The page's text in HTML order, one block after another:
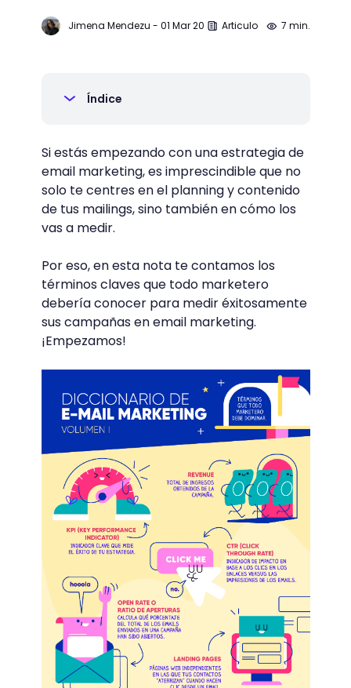
Jimena Mendezu - 01 Mar 20 Articulo 7 min.
Índice
Si estás empezando con una estrategia de
email marketing, es imprescindible que no
solo te centres en el planning y contenido
de tus mailings, sino también en cómo los
vas a medir.
Por eso, en esta nota te contamos los
términos claves que todo marketero
debería conocer para medir éxitosamente
sus campañas en email marketing.
¡Empezamos!